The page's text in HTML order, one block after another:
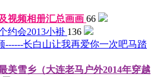
视频相册汇总画画 66
约会2013小褂 136
------长白山让我再爱你一次吧马踏
雪乡（大连老马户外2014年穿越